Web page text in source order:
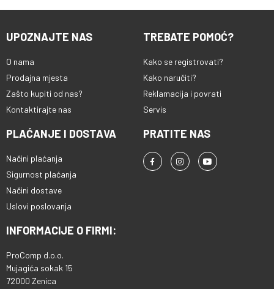
UPOZNAJTE NAS
O nama
Prodajna mjesta
Zašto kupiti od nas?
Kontaktirajte nas
TREBATE POMOĆ?
Kako se registrovati?
Kako naručiti?
Reklamacija i povrati
Servis
PLAĆANJE I DOSTAVA
Načini plaćanja
Sigurnost plaćanja
Načini dostave
Uslovi poslovanja
PRATITE NAS
INFORMACIJE O FIRMI:
ProComp d.o.o.
Mujagića sokak 15
72000 Zenica